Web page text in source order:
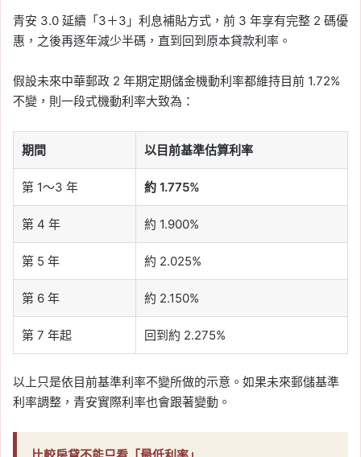
青安 3.0 延續「3＋3」利息補貼方式，前 3 年享有完整 2 碼優
惠，之後再逐年減少半碼，直到回到原本貸款利率。
假設未來中華郵政 2 年期定期儲金機動利率都維持目前 1.72%
不變，則一段式機動利率大致為：
期間 以目前基準估算利率
第 1～3 年 約 1.775%
第 4 年 約 1.900%
第 5 年 約 2.025%
第 6 年 約 2.150%
第 7 年起 回到約 2.275%
以上只是依目前基準利率不變所做的示意。如果未來郵儲基準
利率調整，青安實際利率也會跟著變動。